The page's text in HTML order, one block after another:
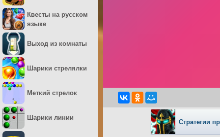
Стратегии
Квесты на русском
языке
Выход из комнаты
Шарики стрелялки
Меткий стрелок
Шарики линии